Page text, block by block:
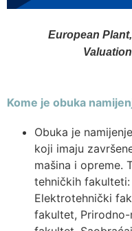
European
Kome je obuka
Obuka je
koji imaju
mašina i opreme.
tehničkih
Elektrotehnički
fakultet,